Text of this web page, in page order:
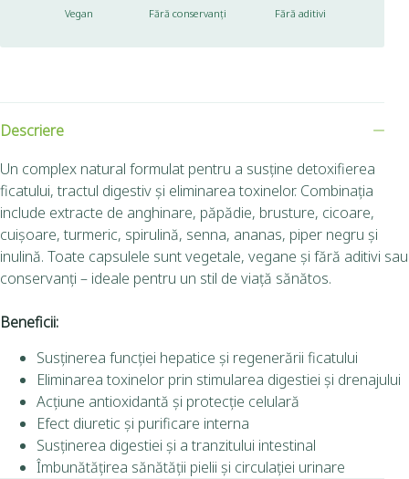
Vegan Fără conservanți Fără aditivi
Descriere
Un complex natural formulat pentru a susține detoxifierea
ficatului, tractul digestiv și eliminarea toxinelor. Combinația
include extracte de anghinare, păpădie, brusture, cicoare,
cuișoare, turmeric, spirulină, senna, ananas, piper negru și
inulină. Toate capsulele sunt vegetale, vegane și fără aditivi sau
conservanți – ideale pentru un stil de viață sănătos.
Beneficii:
Susținerea funcției hepatice și regenerării ficatului
Eliminarea toxinelor prin stimularea digestiei și drenajului
Acțiune antioxidantă și protecție celulară
Efect diuretic și purificare interna
Susținerea digestiei și a tranzitului intestinal
Îmbunătățirea sănătății pielii și circulației urinare